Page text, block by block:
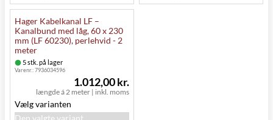
Hager Kabelkanal LF –
Kanalbund med låg, 60 x 230
mm (LF 60230), perlehvid - 2
meter
5 stk. på lager
Varenr.:7936034596
længde á 2 meter | inkl. moms
1.012,00 kr.
Vælg varianten
Den valgte variant